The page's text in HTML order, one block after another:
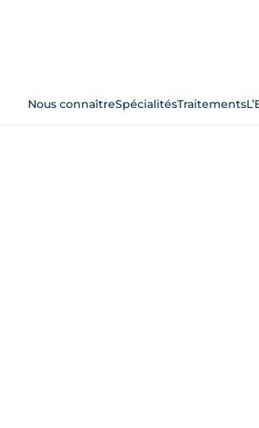
Nous connaîtreSpécialitésTraitements